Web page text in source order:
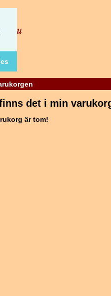
det i min
är tom!